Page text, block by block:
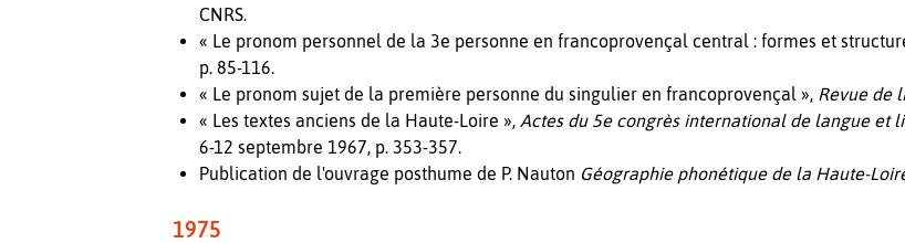
CNRS.
« Le pronom personnel de la 3e personne en francoprovençal central : formes et
p. 85-116.
« Le pronom sujet de la première personne du singulier en francoprovençal », Revue de
« Les textes anciens de la Haute-Loire », Actes du 5e congrès international de langue et
6-12 septembre 1967, p. 353-357.
Publication de l'ouvrage posthume de P. Nauton Géographie phonétique de la Haute-
1975